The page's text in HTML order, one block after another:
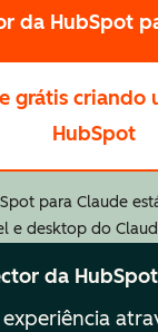
da HubSpot
grátis criando
HubSpot
para Claude
e desktop do
da
experiência